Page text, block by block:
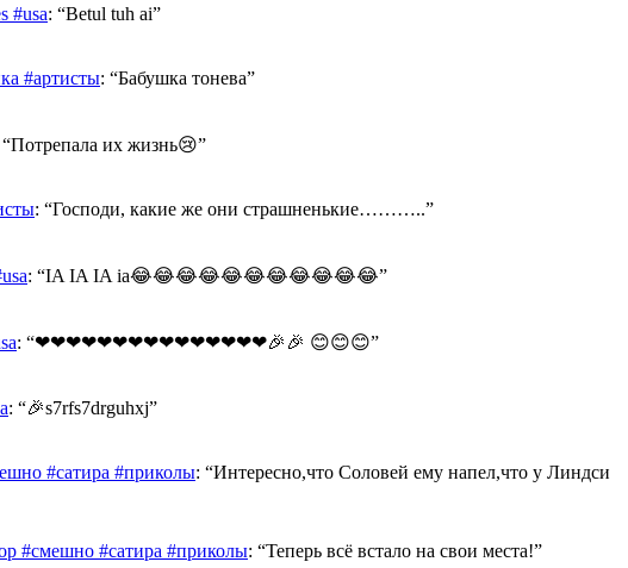
#usa: “Betul tuh ai”
#артисты: “Бабушка тонева”
Потрепала их жизнь😢”
: “Господи, какие же они страшненькие………..”
: “IA IA IA ia😂😂😂😂😂😂😂😂😂😂😂”
: “❤❤❤❤❤❤❤❤❤❤❤❤❤❤❤🎉🎉 😊😊😊”
: “🎉s7rfs7drguhxj”
#сатира #приколы: “Интересно,что Соловей ему напел,что у Линдси
#смешно #сатира #приколы: “Теперь всё встало на свои места!”